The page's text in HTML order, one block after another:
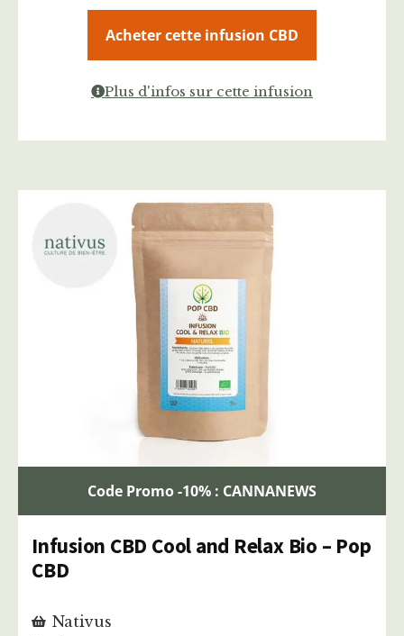
Acheter cette infusion CBD
Plus d'infos sur cette infusion
Code Promo -10% : CANNANEWS
Infusion CBD Cool and Relax Bio – Pop
CBD
Nativus